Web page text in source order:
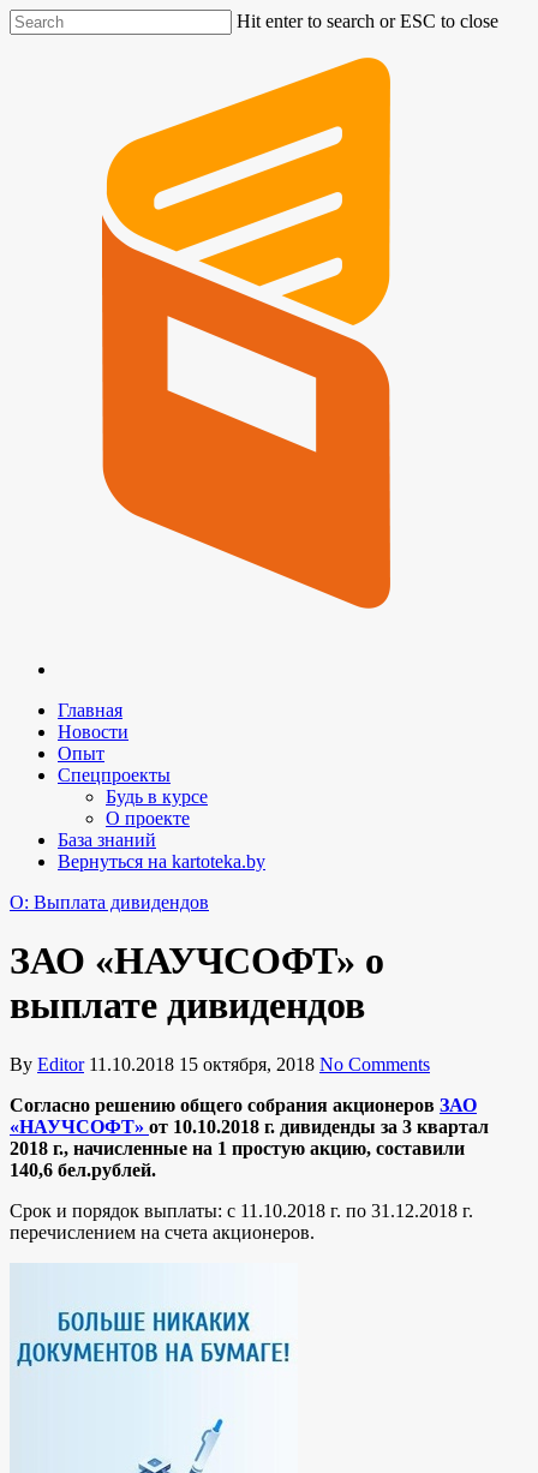
Hit enter to search or ESC to close
Главная
Новости
Опыт
Спецпроекты
Будь в курсе
О проекте
База знаний
Вернуться на kartoteka.by
O: Выплата дивидендов
ЗАО «НАУЧСОФТ» о
выплате дивидендов
By Editor 11.10.2018 15 октября, 2018 No Comments
Согласно решению общего собрания акционеров ЗАО
«НАУЧСОФТ» от 10.10.2018 г. дивиденды за 3 квартал
2018 г., начисленные на 1 простую акцию, составили
140,6 бел.рублей.
Срок и порядок выплаты: с 11.10.2018 г. по 31.12.2018 г.
перечислением на счета акционеров.